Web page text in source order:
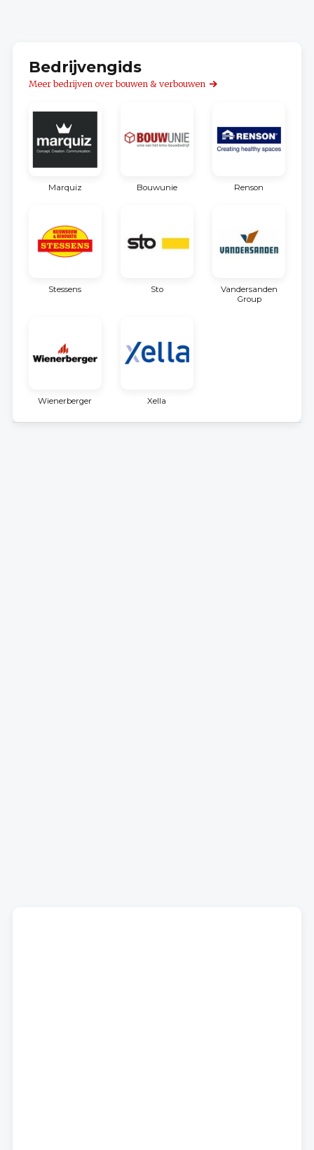
Bedrijvengids
Meer bedrijven over bouwen & verbouwen
Marquiz Bouwunie Renson
Stessens Sto
Vandersanden
Group
Wienerberger Xella